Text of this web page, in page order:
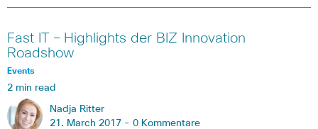
Fast IT – Highlights der BIZ Innovation
Roadshow
Events
2 min read
Nadja Ritter
21. March 2017 - 0 Kommentare